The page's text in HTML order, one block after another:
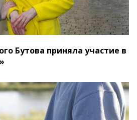
Бутова приняла участие в